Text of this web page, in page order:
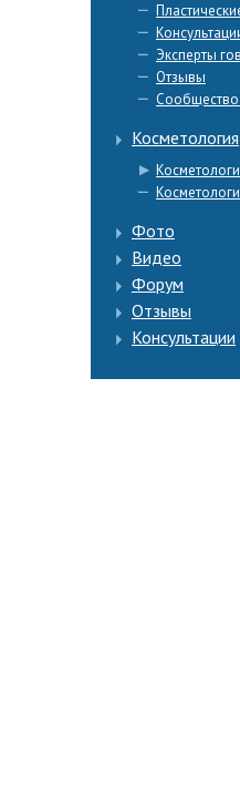
Эксперты
Отзывы
Сообщество
Косметология
Косметологи
Фото
Видео
Форум
Отзывы
Консультации